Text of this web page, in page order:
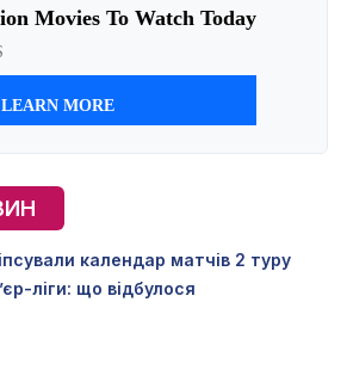
календар матчів 2 туру
ліги: що відбулося